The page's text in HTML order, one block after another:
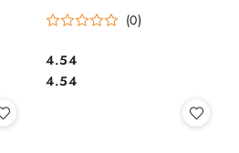
(0)
Cena:
4.54
Cena:
4.54